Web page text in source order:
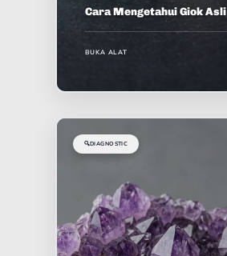
Cara Mengetahui Giok Asli
BUKA ALAT
🔍DIAGNOSTIC